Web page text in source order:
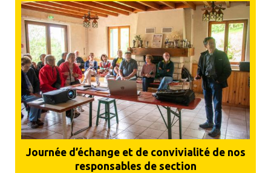
Journée d’échange et de convivialité de nos
responsables de section